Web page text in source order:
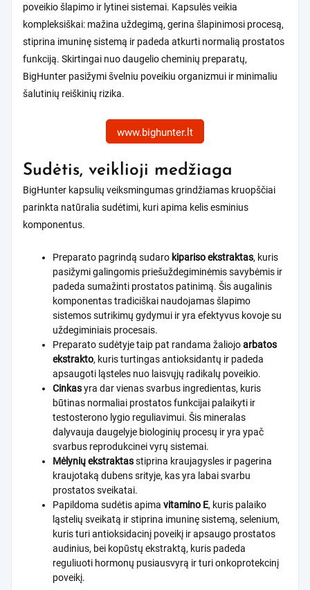
poveikio šlapimo ir lytinei sistemai. Kapsulės veikia
kompleksiškai: mažina uždegimą, gerina šlapinimosi procesą,
stiprina imuninę sistemą ir padeda atkurti normalią prostatos
funkciją. Skirtingai nuo daugelio cheminių preparatų,
BigHunter pasižymi švelniu poveikiu organizmui ir minimaliu
šalutinių reiškinių rizika.
www.bighunter.lt
Sudėtis, veiklioji medžiaga
BigHunter kapsulių veiksmingumas grindžiamas kruopščiai
parinkta natūralia sudėtimi, kuri apima kelis esminius
komponentus.
Preparato pagrindą sudaro kipariso ekstraktas, kuris
pasižymi galingomis priešuždegiminėmis savybėmis ir
padeda sumažinti prostatos patinimą. Šis augalinis
komponentas tradiciškai naudojamas šlapimo
sistemos sutrikimų gydymui ir yra efektyvus kovoje su
uždegiminiais procesais.
Preparato sudėtyje taip pat randama žaliojoarbatos
ekstrakto, kuris turtingas antioksidantų ir padeda
apsaugoti ląsteles nuo laisvųjų radikalų poveikio.
Cinkasyra dar vienas svarbus ingredientas, kuris
būtinas normaliai prostatos funkcijai palaikyti ir
testosterono lygio reguliavimui. Šis mineralas
dalyvauja daugelyje biologinių procesų ir yra ypač
svarbus reprodukcinei vyrų sistemai.
Mėlynių ekstraktasstiprina kraujagysles ir pagerina
kraujotaką dubens srityje, kas yra labai svarbu
prostatos sveikatai.
Papildoma sudėtis apimavitamino E, kuris palaiko
ląstelių sveikatą ir stiprina imuninę sistemą, selenium,
kuris turi antioksidacinį poveikį ir apsaugo prostatos
audinius, bei kopūstų ekstraktą, kuris padeda
reguliuoti hormonų pusiausvyrą ir turi onkoprotekcinį
poveikį.